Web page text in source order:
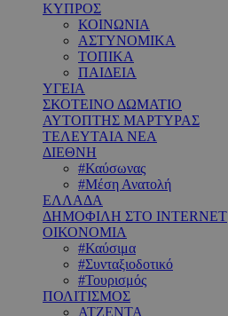
ΚΥΠΡΟΣ
ΚΟΙΝΩΝΙΑ
ΑΣΤΥΝΟΜΙΚΑ
ΤΟΠΙΚΑ
ΠΑΙΔΕΙΑ
ΥΓΕΙΑ
ΣΚΟΤΕΙΝΟ ΔΩΜΑΤΙΟ
ΑΥΤΟΠΤΗΣ ΜΑΡΤΥΡΑΣ
ΤΕΛΕΥΤΑΙΑ ΝΕΑ
ΔΙΕΘΝΗ
#Καύσωνας
#Μέση Ανατολή
ΕΛΛΑΔΑ
ΔΗΜΟΦΙΛΗ ΣΤΟ INTERNET
ΟΙΚΟΝΟΜΙΑ
#Καύσιμα
#Συνταξιοδοτικό
#Τουρισμός
ΠΟΛΙΤΙΣΜΟΣ
ΑΤΖΕΝΤΑ